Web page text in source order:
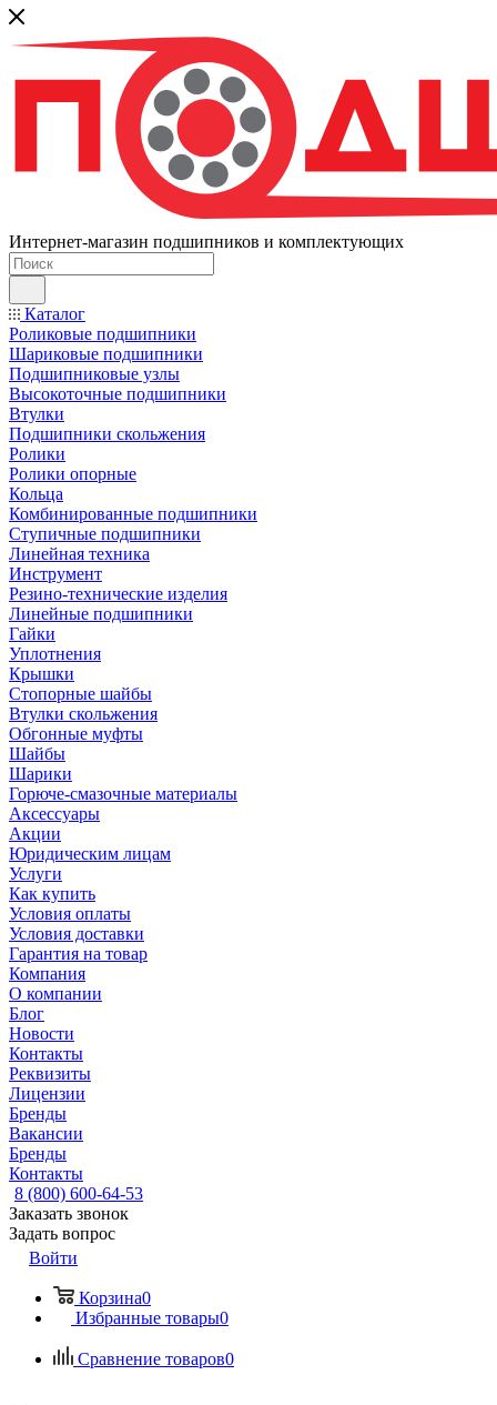
Интернет-магазин подшипников и комплектующих
Каталог
Роликовые подшипники
Шариковые подшипники
Подшипниковые узлы
Высокоточные подшипники
Втулки
Подшипники скольжения
Ролики
Ролики опорные
Кольца
Комбинированные подшипники
Ступичные подшипники
Линейная техника
Инструмент
Резино-технические изделия
Линейные подшипники
Гайки
Уплотнения
Крышки
Стопорные шайбы
Втулки скольжения
Обгонные муфты
Шайбы
Шарики
Горюче-смазочные материалы
Аксессуары
Акции
Юридическим лицам
Услуги
Как купить
Условия оплаты
Условия доставки
Гарантия на товар
Компания
О компании
Блог
Новости
Контакты
Реквизиты
Лицензии
Бренды
Вакансии
Бренды
Контакты
8 (800) 600-64-53
Заказать звонок
Задать вопрос
Войти
Корзина0
Избранные товары0
Сравнение товаров0